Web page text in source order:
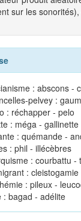
sur les
: abscons -
pelvey :
: réchapper - pelo
: méga - gallinette
: quémande -
: phil - illécèbres
: courbattu -
:
: pileux -
: bagad - adélite